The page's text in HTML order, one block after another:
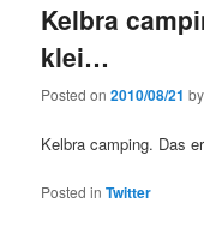
Kelbra
klei…
Posted on2010/08/21 by
Kelbra camping. Das
Posted in Twitter